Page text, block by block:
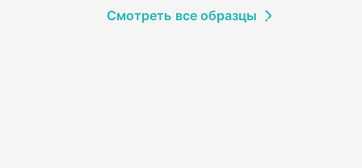
Смотреть все образцы